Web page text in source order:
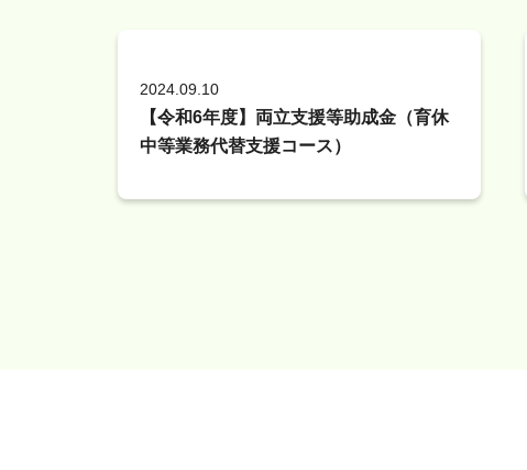
2024.09.10
【令和6年度】両立支援等助成金（育休
中等業務代替支援コース）